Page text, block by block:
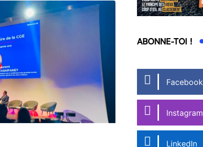
ABONNE-TOI !
Facebook
Instagram
LinkedIn